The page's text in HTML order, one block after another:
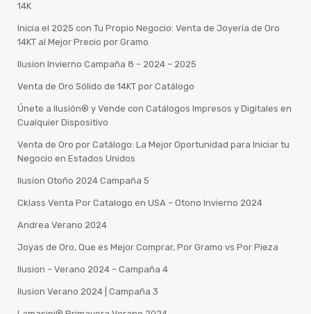
14K
Inicia el 2025 con Tu Propio Negocio: Venta de Joyería de Oro
14KT al Mejor Precio por Gramo
Ilusion Invierno Campaña 8 – 2024 – 2025
Venta de Oro Sólido de 14KT por Catálogo
Únete a Ilusión® y Vende con Catálogos Impresos y Digitales en
Cualquier Dispositivo
Venta de Oro por Catálogo: La Mejor Oportunidad para Iniciar tu
Negocio en Estados Unidos
Ilusion Otoño 2024 Campaña 5
Cklass Venta Por Catalogo en USA – Otono Invierno 2024
Andrea Verano 2024
Joyas de Oro, Que es Mejor Comprar, Por Gramo vs Por Pieza
Ilusion – Verano 2024 – Campaña 4
Ilusion Verano 2024 | Campaña 3